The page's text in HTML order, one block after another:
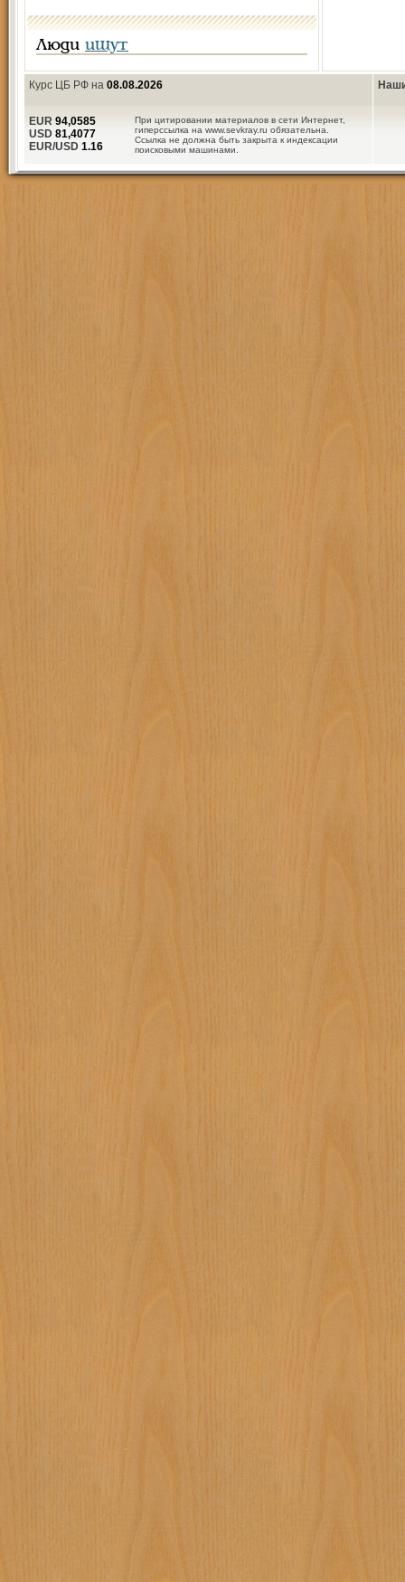
Люди ищут
Курс ЦБ РФ на 08.08.2026
При цитировании материалов в сети Интернет,
гиперссылка на www.sevkray.ru обязательна.
Ссылка не должна быть закрыта к индексации
поисковыми машинами.
EUR 94,0585
USD 81,4077
EUR/USD 1.16